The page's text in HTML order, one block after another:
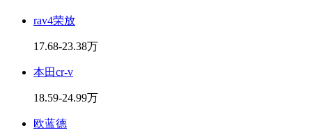
rav4荣放
17.68-23.38万
本田cr-v
18.59-24.99万
欧蓝德